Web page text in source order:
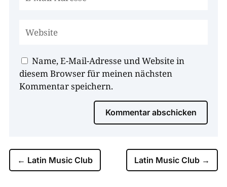
Name, E-Mail-Adresse und Website in
diesem Browser für meinen nächsten
Kommentar speichern.
Kommentar abschicken
← Latin Music Club Latin Music Club →